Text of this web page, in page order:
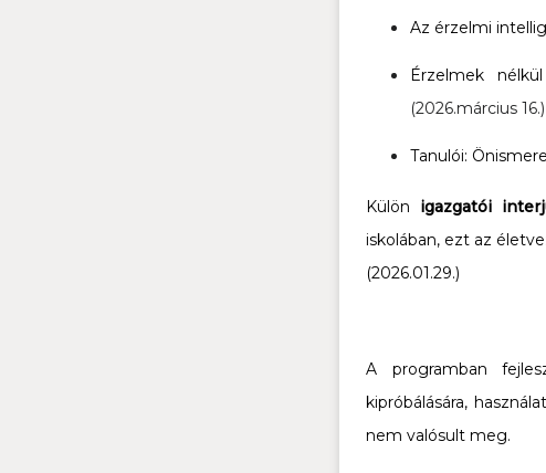
Az érzelmi
Érzelmek
(2026.március 16.)
Tanulói:
Külön igazgatói
iskolában, ezt az
(2026.01.29.)
A programban
kipróbálására,
nem valósult meg.